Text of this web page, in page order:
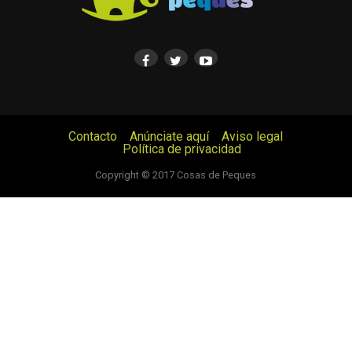
Contacto Anúnciate aquí
Aviso legal
Política de privacidad
Copyright © 2017 Cosas de Peques